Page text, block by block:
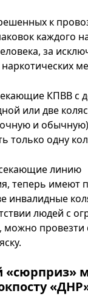
к
каждого
за
КПВВ с
или две
и
только одну
линию
теперь имеют
инвалидные
людей с
провезти
«сюрприз»